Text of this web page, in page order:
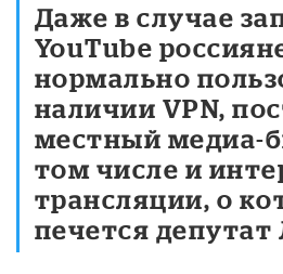
Даже в случае
YouTube
нормально
наличии VPN,
местный медиа-
том числе и
трансляции, о
печется депутат